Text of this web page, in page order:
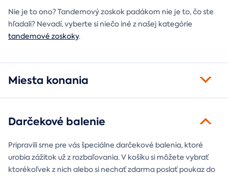
Nie je to ono? Tandemový zoskok padákom nie je to, čo ste
hľadali? Nevadí, vyberte si niečo iné z našej kategórie
tandemové zoskoky.
Miesta konania
Darčekové balenie
Pripravili sme pre vás špeciálne darčekové balenia, ktoré
urobia zážitok už z rozbaľovania. V košíku si môžete vybrať
ktorékoľvek z nich alebo si nechať zdarma poslať poukaz do